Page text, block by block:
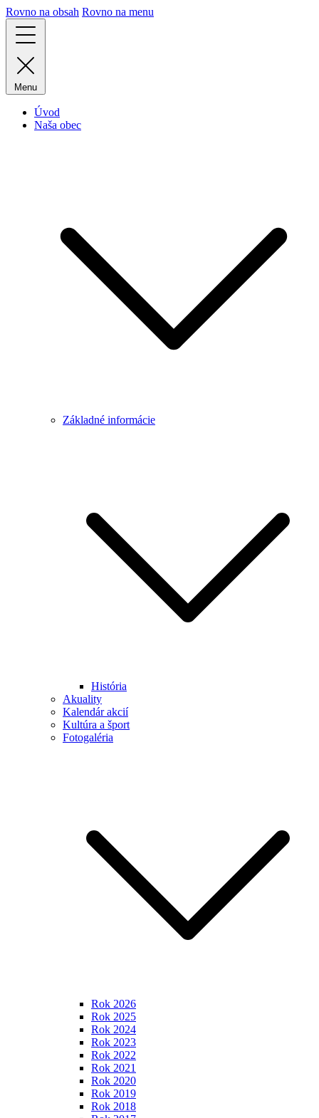
Rovno na obsah Rovno na menu
Menu
Úvod
Naša obec
Základné informácie
História
Akuality
Kalendár akcií
Kultúra a šport
Fotogaléria
Rok 2026
Rok 2025
Rok 2024
Rok 2023
Rok 2022
Rok 2021
Rok 2020
Rok 2019
Rok 2018